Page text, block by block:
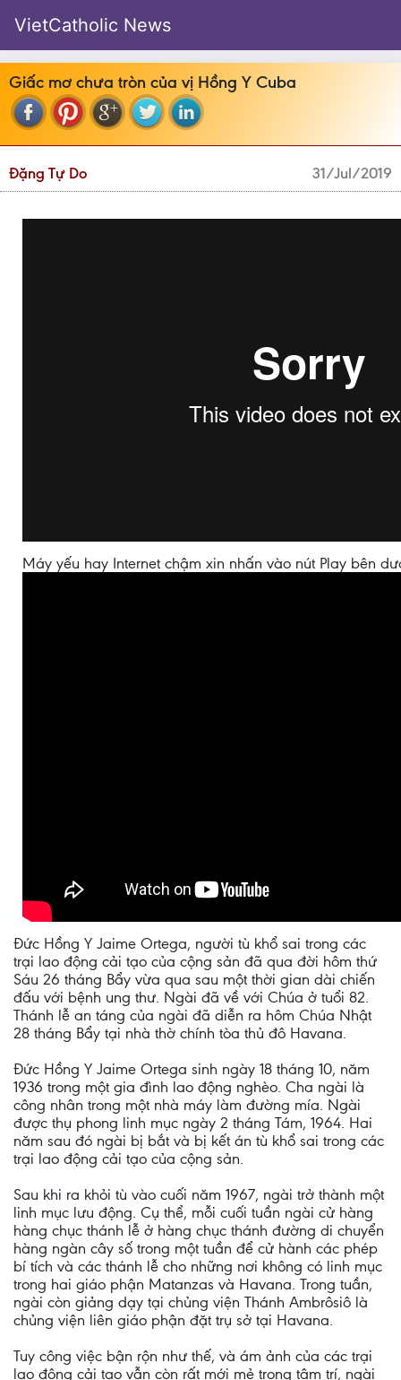
VietCatholic News
Giấc mơ chưa tròn của vị Hồng Y Cuba
Đặng Tự Do 31/Jul/2019
Máy yếu hay Internet chậm xin nhấn vào nút Play bên
Đức Hồng Y Jaime Ortega, người tù khổ sai trong các
trại lao động cải tạo của cộng sản đã qua đời hôm thứ
Sáu 26 tháng Bẩy vừa qua sau một thời gian dài chiến
đấu với bệnh ung thư. Ngài đã về với Chúa ở tuổi 82.
Thánh lễ an táng của ngài đã diễn ra hôm Chúa Nhật
28 tháng Bẩy tại nhà thờ chính tòa thủ đô Havana.
Đức Hồng Y Jaime Ortega sinh ngày 18 tháng 10, năm
1936 trong một gia đình lao động nghèo. Cha ngài là
công nhân trong một nhà máy làm đường mía. Ngài
được thụ phong linh mục ngày 2 tháng Tám, 1964. Hai
năm sau đó ngài bị bắt và bị kết án tù khổ sai trong các
trại lao động cải tạo của cộng sản.
Sau khi ra khỏi tù vào cuối năm 1967, ngài trở thành một
linh mục lưu động. Cụ thể, mỗi cuối tuần ngài cử hàng
hàng chục thánh lễ ở hàng chục thánh đường di chuyển
hàng ngàn cây số trong một tuần để cử hành các phép
bí tích và các thánh lễ cho những nơi không có linh mục
trong hai giáo phận Matanzas và Havana. Trong tuần,
ngài còn giảng dạy tại chủng viện Thánh Ambrôsiô là
chủng viện liên giáo phận đặt trụ sở tại Havana.
Tuy công việc bận rộn như thế, và ám ảnh của các trại
lao động cải tạo vẫn còn rất mới mẻ trong tâm trí, ngài